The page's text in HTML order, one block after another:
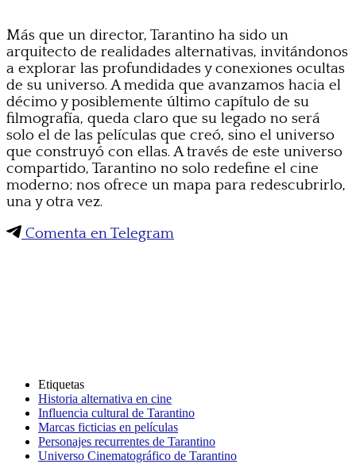
Más que un director, Tarantino ha sido un
arquitecto de realidades alternativas, invitándonos
a explorar las profundidades y conexiones ocultas
de su universo. A medida que avanzamos hacia el
décimo y posiblemente último capítulo de su
filmografía, queda claro que su legado no será
solo el de las películas que creó, sino el universo
que construyó con ellas. A través de este universo
compartido, Tarantino no solo redefine el cine
moderno; nos ofrece un mapa para redescubrirlo,
una y otra vez.
Comenta en Telegram
Etiquetas
Historia alternativa en cine
Influencia cultural de Tarantino
Marcas ficticias en películas
Personajes recurrentes de Tarantino
Universo Cinematográfico de Tarantino